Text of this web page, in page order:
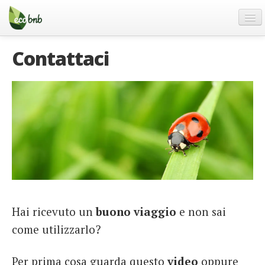
Menu
Salta
contenuto
Offerte Speciali
Regali
Chi Siamo
Partner
German
English
Spanish
Contattaci
Hai ricevuto unbuono viaggio e non sai
come utilizzarlo?
Per prima cosa guarda questo video oppure